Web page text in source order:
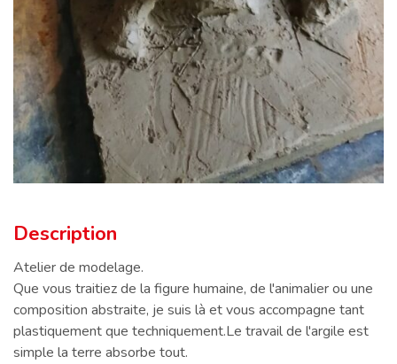
Description
Atelier de modelage.
Que vous traitiez de la figure humaine, de l'animalier ou une
composition abstraite, je suis là et vous accompagne tant
plastiquement que techniquement.Le travail de l'argile est
simple la terre absorbe tout.